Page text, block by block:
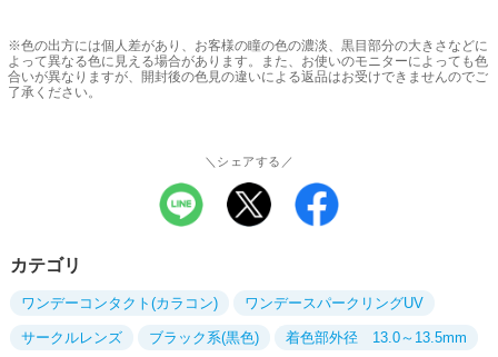
※色の出方には個人差があり、お客様の瞳の色の濃淡、黒目部分の大きさなどに
よって異なる色に見える場合があります。また、お使いのモニターによっても色
合いが異なりますが、開封後の色見の違いによる返品はお受けできませんのでご
了承ください。
＼シェアする／
カテゴリ
ワンデーコンタクト(カラコン) ワンデースパークリングUV
サークルレンズ ブラック系(黒色) 着色部外径 13.0～13.5mm